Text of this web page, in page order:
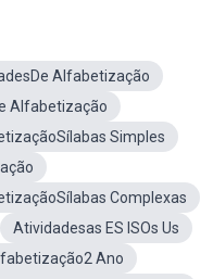
Alfabetização
Alfabetização
Simples
Complexas
Atividadesas ES ISOs Us
Ano